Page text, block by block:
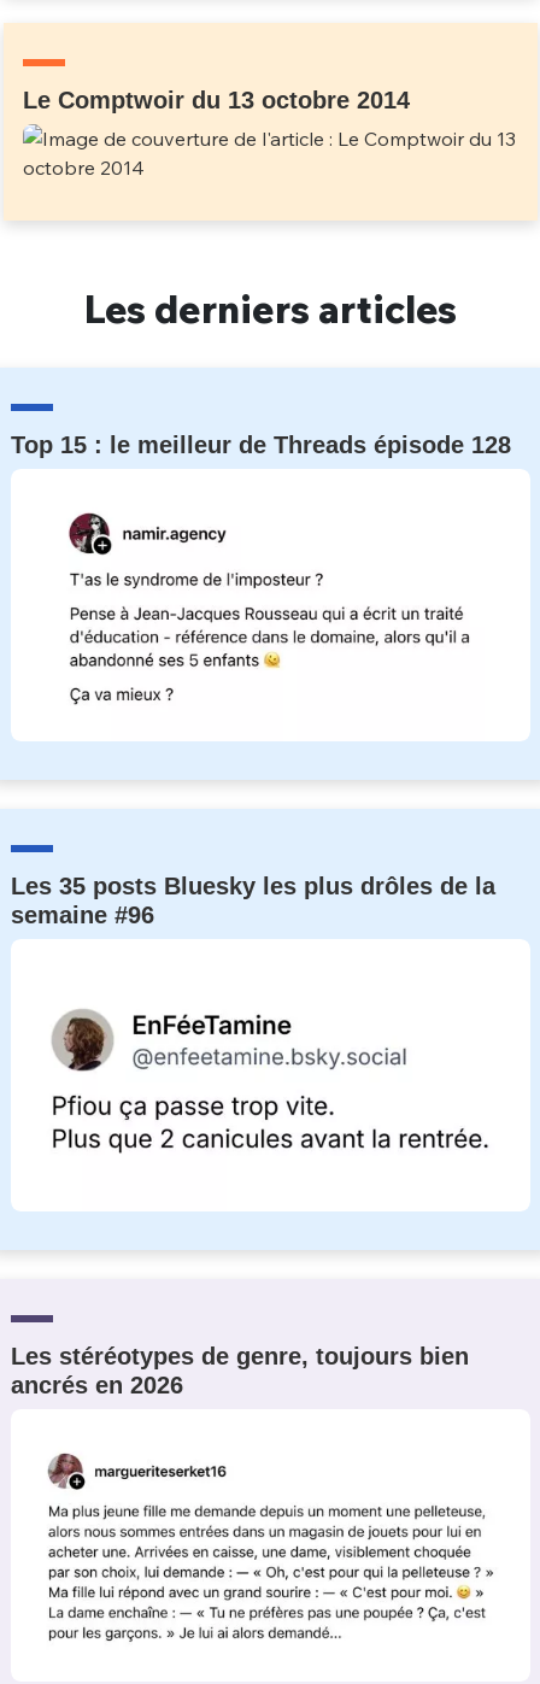
Le Comptwoir du 13 octobre 2014
Les derniers articles
Top 15 : le meilleur de Threads épisode 128
Les 35 posts Bluesky les plus drôles de la
semaine #96
Les stéréotypes de genre, toujours bien
ancrés en 2026